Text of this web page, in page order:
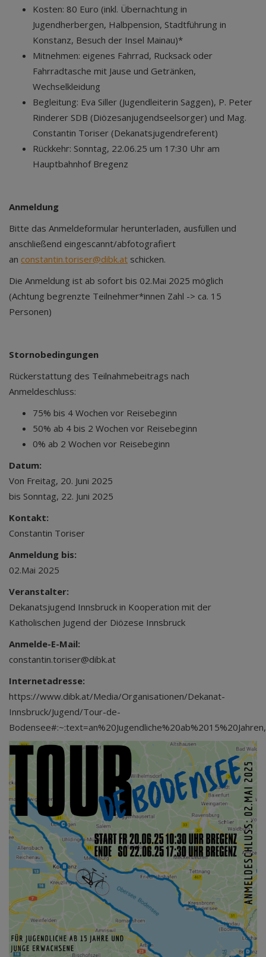
Kosten: 80 Euro (inkl. Übernachtung in
Jugendherbergen, Halbpension, Stadtführung in
Konstanz, Besuch der Insel Mainau)*
Mitnehmen: eigenes Fahrrad, Rucksack oder
Fahrradtasche mit Jause und Getränken,
Wechselkleidung
Begleitung: Eva Siller (Jugendleiterin Saggen), P. Peter
Rinderer SDB (Diözesanjugendseelsorger) und Mag.
Constantin Toriser (Dekanatsjugendreferent)
Rückkehr: Sonntag, 22.06.25 um 17:30 Uhr am
Hauptbahnhof Bregenz
Anmeldung
Bitte das Anmeldeformular herunterladen, ausfüllen und
anschließend eingescannt/abfotografiert
an constantin.toriser@dibk.at schicken.
Die Anmeldung ist ab sofort bis 02.Mai 2025 möglich
(Achtung begrenzte Teilnehmer*innen Zahl -> ca. 15
Personen)
Stornobedingungen
Rückerstattung des Teilnahmebeitrags nach
Anmeldeschluss:
75% bis 4 Wochen vor Reisebeginn
50% ab 4 bis 2 Wochen vor Reisebeginn
0% ab 2 Wochen vor Reisebeginn
Datum:
Von Freitag, 20. Juni 2025
bis Sonntag, 22. Juni 2025
Kontakt:
Constantin Toriser
Anmeldung bis:
02.Mai 2025
Veranstalter:
Dekanatsjugend Innsbruck in Kooperation mit der
Katholischen Jugend der Diözese Innsbruck
Anmelde-E-Mail:
constantin.toriser@dibk.at
Internetadresse:
https://www.dibk.at/Media/Organisationen/Dekanat-
Innsbruck/Jugend/Tour-de-